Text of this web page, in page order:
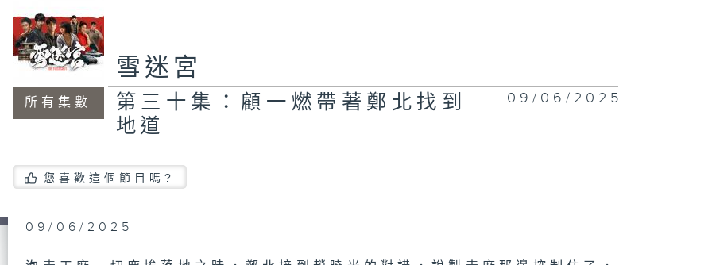
所有集數
雪迷宮
第三十集：顧一燃帶著鄭北找到
地道
09/06/2025
您喜歡這個節目嗎?
09/06/2025